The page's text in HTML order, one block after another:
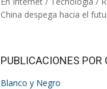
China despega hacia el
PUBLICACIONES POR
Blanco y Negro